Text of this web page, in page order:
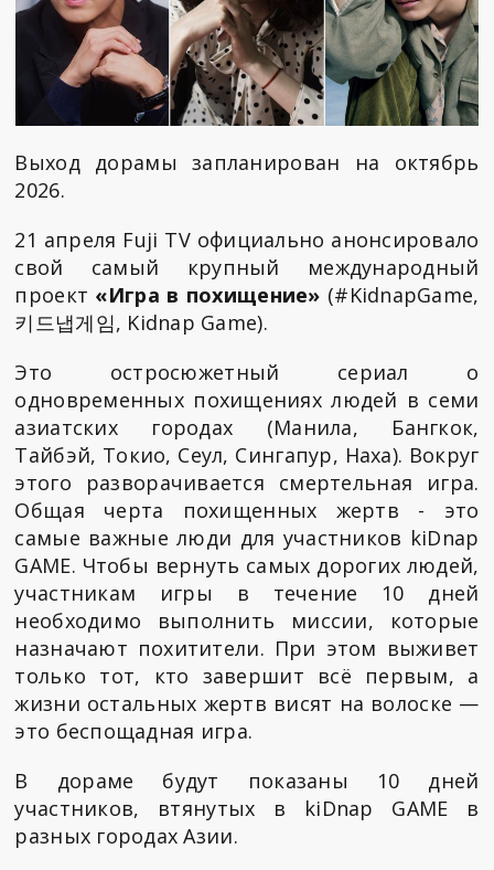
Выход дорамы запланирован на октябрь
2026.
21 апреля Fuji TV официально анонсировало
свой самый крупный международный
проект «Игра в похищение» (#KidnapGame,
키드냅게임, Kidnap Game).
Это остросюжетный сериал о
одновременных похищениях людей в семи
азиатских городах (Манила, Бангкок,
Тайбэй, Токио, Сеул, Сингапур, Наха). Вокруг
этого разворачивается смертельная игра.
Общая черта похищенных жертв - это
самые важные люди для участников kiDnap
GAME. Чтобы вернуть самых дорогих людей,
участникам игры в течение 10 дней
необходимо выполнить миссии, которые
назначают похитители. При этом выживет
только тот, кто завершит всё первым, а
жизни остальных жертв висят на волоске —
это беспощадная игра.
В дораме будут показаны 10 дней
участников, втянутых в kiDnap GAME в
разных городах Азии.